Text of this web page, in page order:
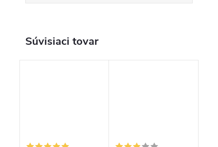
Súvisiaci tovar